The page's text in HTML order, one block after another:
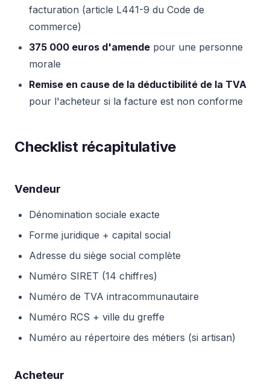
facturation (article L441-9 du Code de
commerce)
375 000 euros d'amende pour une personne
morale
Remise en cause de la déductibilité de la TVA
pour l'acheteur si la facture est non conforme
Checklist récapitulative
Vendeur
Dénomination sociale exacte
Forme juridique + capital social
Adresse du siège social complète
Numéro SIRET (14 chiffres)
Numéro de TVA intracommunautaire
Numéro RCS + ville du greffe
Numéro au répertoire des métiers (si artisan)
Acheteur